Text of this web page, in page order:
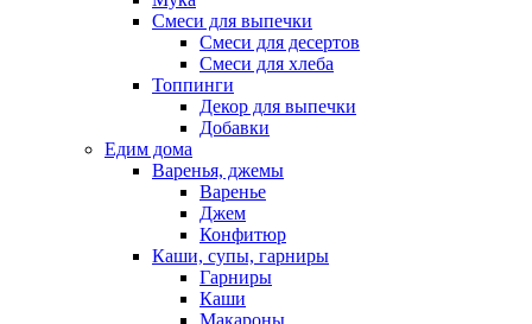
Смеси для выпечки
Смеси для десертов
Смеси для хлеба
Топпинги
Декор для выпечки
Добавки
Едим дома
Варенья, джемы
Варенье
Джем
Конфитюр
Каши, супы, гарниры
Гарниры
Каши
Макароны